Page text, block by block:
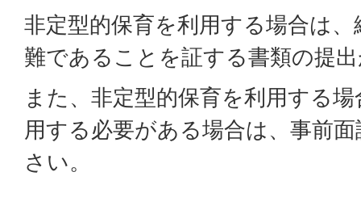
非定型的保育を利用する場合は
難であることを証する書類の提
また、非定型的保育を利用する
用する必要がある場合は、事前
さい。